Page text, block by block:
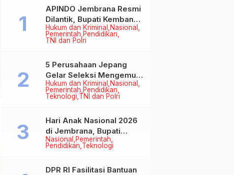
Hukum dan Kriminal
Nasional
Pemerintah Pendidikan
TNI dan Polri
APINDO Jembrana Resmi
Dilantik, Bupati Kembang
Minta Pengusaha Jadi
Motor Penggerak
Hukum dan Kriminal
Nasional
Pemerintah Pendidikan
Teknologi TNI dan Polri
5 Perusahaan Jepang
Gelar Seleksi Mengemudi
di Jembrana, Buka
Peluang Kerja bagi Calon
Nasional
Pemerintah
Pendidikan Teknologi
Hari Anak Nasional 2026
di Jembrana, Bupati
Kembang Tegaskan
Pentingnya Karakter dan
DPR RI Fasilitasi Bantuan